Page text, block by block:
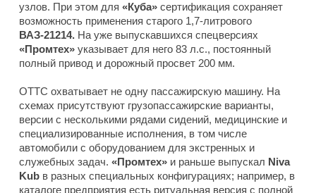
узлов. При этом для «Куба» сертификация сохраняет
возможность применения старого 1,7-литрового
ВАЗ-21214. На уже выпускавшихся спецверсиях
«Промтех» указывает для него 83 л.с., постоянный
полный привод и дорожный просвет 200 мм.
ОТТС охватывает не одну пассажирскую машину. На
схемах присутствуют грузопассажирские варианты,
версии с несколькими рядами сидений, медицинские и
специализированные исполнения, в том числе
автомобили с оборудованием для экстренных и
служебных задач. «Промтех» и раньше выпускал Niva
Kub в разных специальных конфигурациях; например, в
каталоге предприятия есть ритуальная версия с полной